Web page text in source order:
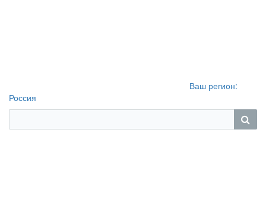
Ваш регион:
Россия